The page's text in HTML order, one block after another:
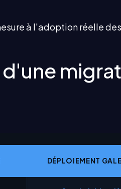
à l'adoption réelle
DÉPLOIEMENT